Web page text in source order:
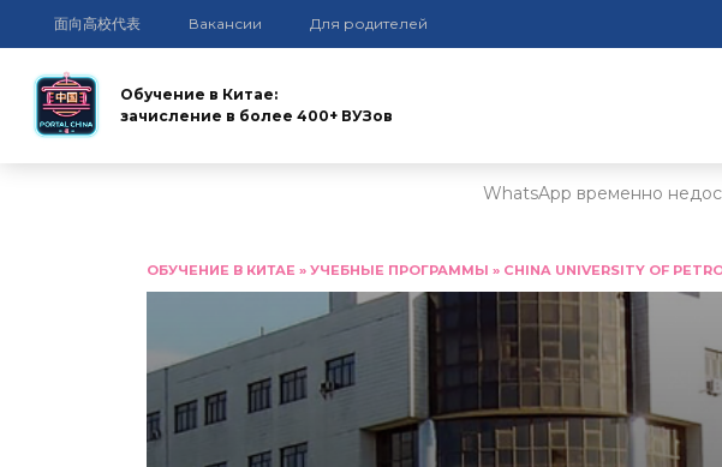
面向高校代表 Вакансии Для родителей
Обучение в Китае:
зачисление в более 400+ ВУЗов
WhatsApp временно
ОБУЧЕНИЕ В КИТАЕ » УЧЕБНЫЕ ПРОГРАММЫ » CHINA UNIVERSITY OF